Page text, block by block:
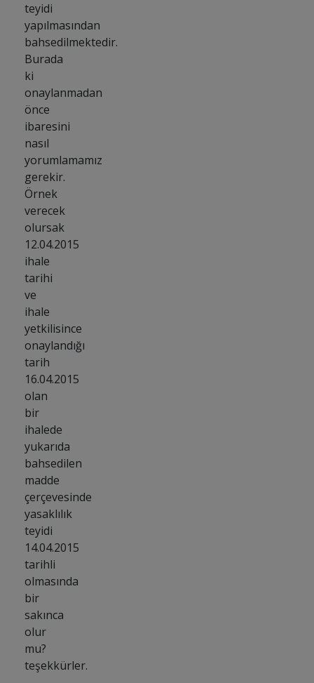
teyidi
yapılmasından
bahsedilmektedir.
Burada
ki
onaylanmadan
önce
ibaresini
nasıl
yorumlamamız
gerekir.
Örnek
verecek
olursak
12.04.2015
ihale
tarihi
ve
ihale
yetkilisince
onaylandığı
tarih
16.04.2015
olan
bir
ihalede
yukarıda
bahsedilen
madde
çerçevesinde
yasaklılık
teyidi
14.04.2015
tarihli
olmasında
bir
sakınca
olur
mu?
teşekkürler.